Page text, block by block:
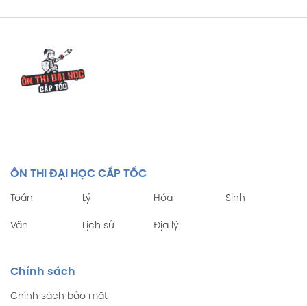
ÔN THI ĐẠI HỌC CẤP TỐC
Toán Lý Hóa Sinh
Văn Lịch sử Địa lý
Chính sách
Chính sách bảo mật